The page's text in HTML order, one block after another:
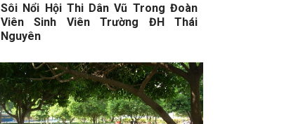
Sôi Nổi Hội Thi Dân Vũ Trong Đoàn
Viên Sinh Viên Trường ĐH Thái
Nguyên